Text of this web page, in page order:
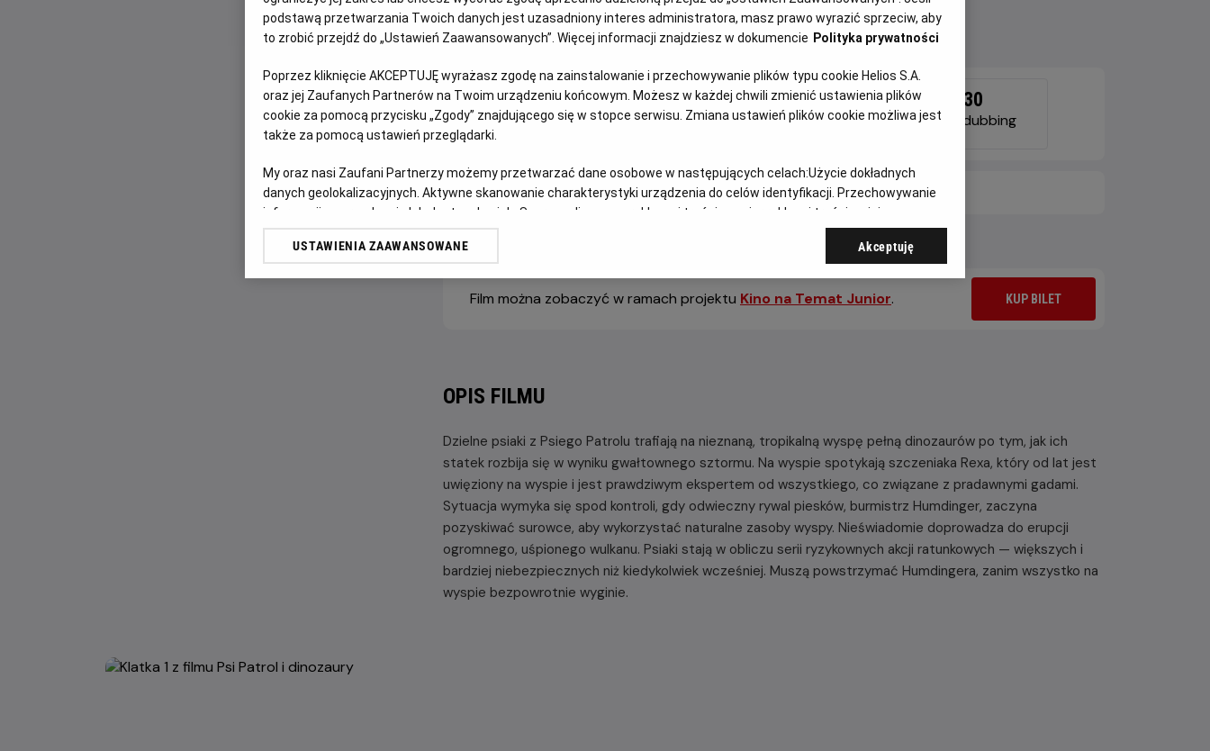
GODZINY SEANSÓW
DZISIAJ, 7 SIERPNIA 2026
DZISIAJ,
7
SIERPNIA
2026
10:00
2D, dubbing
12:15
2D, dubbing
13:00
2D, dubbing
15:15
2D, dubbing
17:30
2D, dubbing
POKAŻ KOLEJNE DNI
Film można zobaczyć w ramach projektu Kino na Temat Junior. KUP BILET
OPIS FILMU
Dzielne psiaki z Psiego Patrolu trafiają na nieznaną, tropikalną wyspę pełną dinozaurów po tym, jak ich
statek rozbija się w wyniku gwałtownego sztormu. Na wyspie spotykają szczeniaka Rexa, który od lat jest
uwięziony na wyspie i jest prawdziwym ekspertem od wszystkiego, co związane z pradawnymi gadami.
Sytuacja wymyka się spod kontroli, gdy odwieczny rywal piesków, burmistrz Humdinger, zaczyna
pozyskiwać surowce, aby wykorzystać naturalne zasoby wyspy. Nieświadomie doprowadza do erupcji
ogromnego, uśpionego wulkanu. Psiaki stają w obliczu serii ryzykownych akcji ratunkowych — większych i
bardziej niebezpiecznych niż kiedykolwiek wcześniej. Muszą powstrzymać Humdingera, zanim wszystko na
wyspie bezpowrotnie wyginie.
podstawą przetwarzania Twoich danych jest uzasadniony interes administratora, masz prawo wyrazić sprzeciw, aby
to zrobić przejdź do „Ustawień Zaawansowanych”. Więcej informacji znajdziesz w dokumencie Polityka prywatności
Poprzez kliknięcie AKCEPTUJĘ wyrażasz zgodę na zainstalowanie i przechowywanie plików typu cookie Helios S.A.
oraz jej Zaufanych Partnerów na Twoim urządzeniu końcowym. Możesz w każdej chwili zmienić ustawienia plików
cookie za pomocą przycisku „Zgody” znajdującego się w stopce serwisu. Zmiana ustawień plików cookie możliwa jest
także za pomocą ustawień przeglądarki.
My oraz nasi Zaufani Partnerzy możemy przetwarzać dane osobowe w następujących celach:Użycie dokładnych
danych geolokalizacyjnych. Aktywne skanowanie charakterystyki urządzenia do celów identyfikacji. Przechowywanie
informacji na urządzeniu lub dostęp do nich. Spersonalizowane reklamy i treści, pomiar reklam i treści, opinie
odbiorców i ulepszanie usług.
USTAWIENIA ZAAWANSOWANE Akceptuję